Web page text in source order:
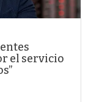
el servicio